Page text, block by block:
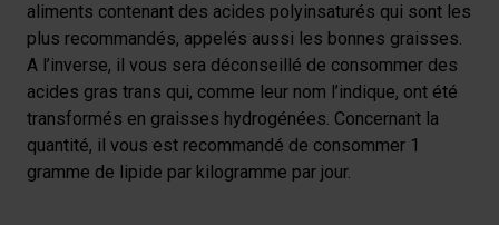
aliments contenant des acides polyinsaturés qui sont les
plus recommandés, appelés aussi les bonnes graisses.
A l’inverse, il vous sera déconseillé de consommer des
acides gras trans qui, comme leur nom l’indique, ont été
transformés en graisses hydrogénées. Concernant la
quantité, il vous est recommandé de consommer 1
gramme de lipide par kilogramme par jour.